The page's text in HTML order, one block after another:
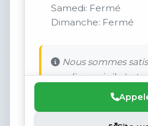
Samedi: Fermé
Dimanche: Fermé
Nous sommes
escalier mais il n'est